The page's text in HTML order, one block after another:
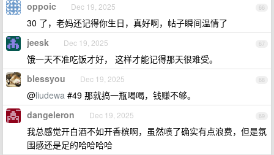
66
oppoic Dec 19, 2025
30 了，老妈还记得你生日，真好啊，帖子瞬间温情了
67
jeesk Dec 19, 2025
饿一天不准吃饭才好， 这样才能记得那天很难受。
68
blessyou Dec 19, 2025
@liudewa #49 那就搞一瓶喝喝，钱赚不够。
69
dangeleron Dec 19, 2025
我总感觉开白酒不如开香槟啊，虽然喷了确实有点浪费，但是氛
围感还是足的哈哈哈哈